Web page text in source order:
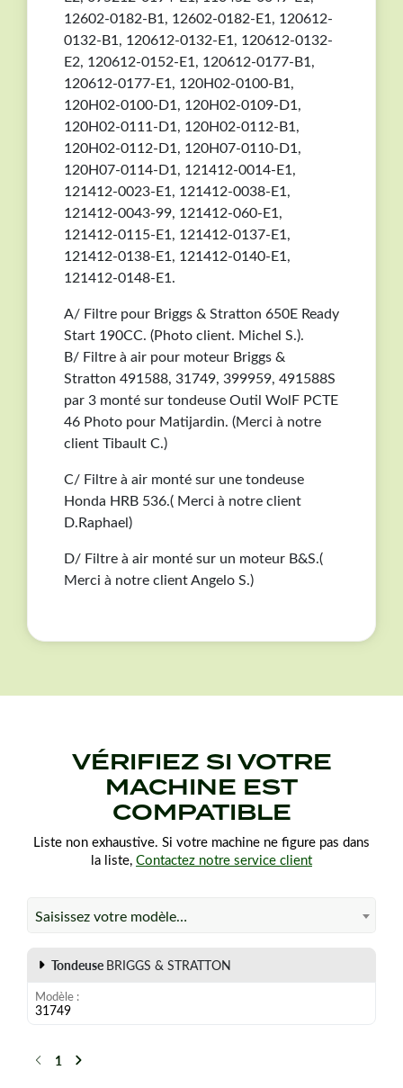
12602-0182-B1, 12602-0182-E1, 120612-
0132-B1, 120612-0132-E1, 120612-0132-
E2, 120612-0152-E1, 120612-0177-B1,
120612-0177-E1, 120H02-0100-B1,
120H02-0100-D1, 120H02-0109-D1,
120H02-0111-D1, 120H02-0112-B1,
120H02-0112-D1, 120H07-0110-D1,
120H07-0114-D1, 121412-0014-E1,
121412-0023-E1, 121412-0038-E1,
121412-0043-99, 121412-060-E1,
121412-0115-E1, 121412-0137-E1,
121412-0138-E1, 121412-0140-E1,
121412-0148-E1.
A/ Filtre pour Briggs & Stratton 650E Ready
Start 190CC. (Photo client. Michel S.).
B/ Filtre à air pour moteur Briggs &
Stratton 491588, 31749, 399959, 491588S
par 3 monté sur tondeuse Outil WolF PCTE
46 Photo pour Matijardin. (Merci à notre
client Tibault C.)
C/ Filtre à air monté sur une tondeuse
Honda HRB 536.( Merci à notre client
D.Raphael)
D/ Filtre à air monté sur un moteur B&S.(
Merci à notre client Angelo S.)
VÉRIFIEZ SI VOTRE
MACHINE EST
COMPATIBLE
Liste non exhaustive. Si votre machine ne figure pas dans
la liste, Contactez notre service client
Saisissez votre modèle…
Tondeuse BRIGGS & STRATTON
Modèle
31749
Précédent
1 Suivant